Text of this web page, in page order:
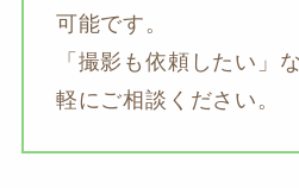
可能です。
「撮影も依頼したい」
軽にご相談ください。